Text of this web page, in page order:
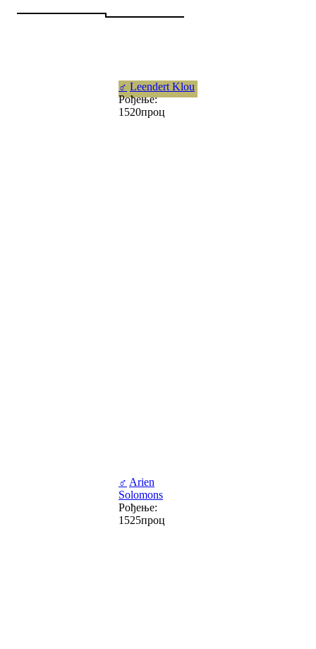
♂ Leendert Klou
Рођење:
1520проц
♂ Arien
Solomons
Рођење:
1525проц